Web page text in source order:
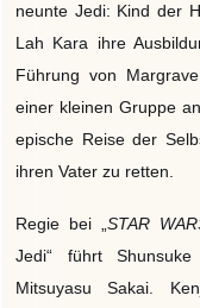
neunte Jedi: Kind der
Lah Kara ihre
Führung von
einer kleinen Gruppe
epische Reise der
ihren Vater zu retten.
Regie bei „STAR
Jedi“ führt
Mitsuyasu Sakai.